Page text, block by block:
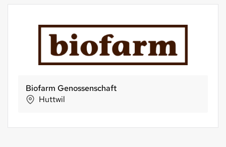
Biofarm Genossenschaft
Huttwil